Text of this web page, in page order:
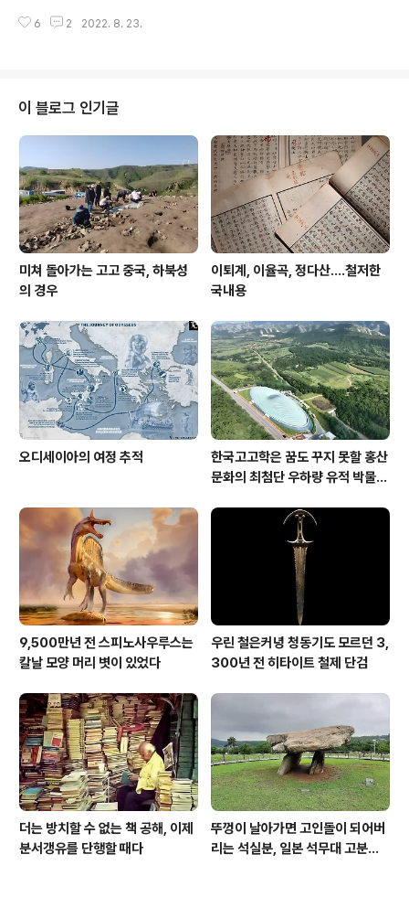
애로사항을 들어가며 직접 소통했으며, 드라마 방영 이후
도 되는데, 빈깡통 청와대는 고작 한복 입고 자빠졌다고 안
래 제목이 apes**t인 까닭은 본래 철자대로 다 써주면, 욕
설이라 해서 자체 검열에 걸리는 까닭이다. apes**t 에입
쉿은 화딱지가 난 상태를 의미하는 형용사라, 저 말이 곱게
고상하게 쓰일 리 만 historylibrary.net 저런 화보가 왜
논란이 되는지 알다가도 모르겠다. 접때는 침대로 논란이
되더니만, 그..
6 2 2022. 8. 23.
이 블로그 인기글
미쳐 돌아가는 고고 중국, 하북성
의 경우
이퇴계, 이율곡, 정다산....철저한
국내용
오디세이아의 여정 추적
한국고고학은 꿈도 꾸지 못할 홍산
문화의 최첨단 우하량 유적 박물관
9,500만년 전 스피노사우루스는
칼날 모양 머리 볏이 있었다
우린 철은커녕 청동기도 모르던 3,
300년 전 히타이트 철제 단검
더는 방치할 수 없는 책 공해, 이제
분서갱유를 단행할 때다
뚜껑이 날아가면 고인돌이 되어버
리는 석실분, 일본 석무대 고분의